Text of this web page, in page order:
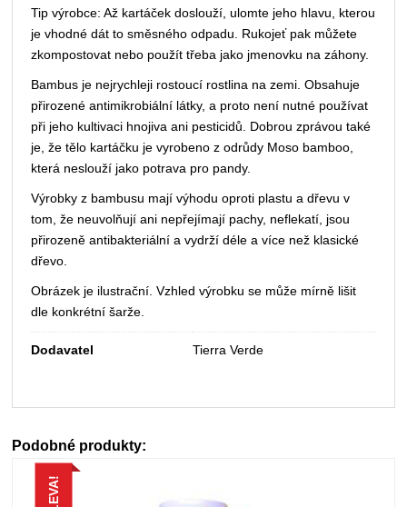
Tip výrobce: Až kartáček doslouží, ulomte jeho hlavu, kterou
je vhodné dát to směsného odpadu. Rukojeť pak můžete
zkompostovat nebo použít třeba jako jmenovku na záhony.
Bambus je nejrychleji rostoucí rostlina na zemi. Obsahuje
přirozené antimikrobiální látky, a proto není nutné používat
při jeho kultivaci hnojiva ani pesticidů. Dobrou zprávou také
je, že tělo kartáčku je vyrobeno z odrůdy Moso bamboo,
která neslouží jako potrava pro pandy.
Výrobky z bambusu mají výhodu oproti plastu a dřevu v
tom, že neuvolňují ani nepřejímají pachy, neflekatí, jsou
přirozeně antibakteriální a vydrží déle a více než klasické
dřevo.
Obrázek je ilustrační. Vzhled výrobku se může mírně lišit
dle konkrétní šarže.
Dodavatel Tierra Verde
Podobné produkty:
SLEVA!